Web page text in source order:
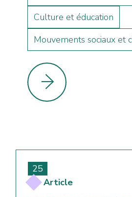
Culture et éducation
Mouvements sociaux et
Article
25